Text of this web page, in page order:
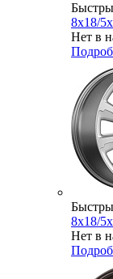
8x18/
Нет в
8x18/
Нет в